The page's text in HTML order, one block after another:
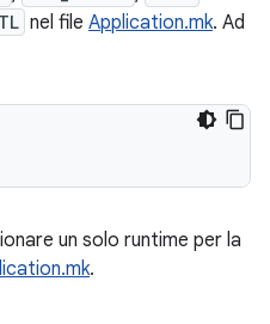
nel file Application.mk. Ad
un solo runtime per la
.